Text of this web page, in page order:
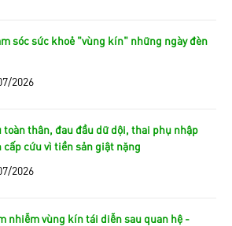
sóc sức khoẻ "vùng kín" những ngày đèn
2026
toàn thân, đau đầu dữ dội, thai phụ nhập
cấp cứu vì tiền sản giật nặng
2026
nhiễm vùng kín tái diễn sau quan hệ -